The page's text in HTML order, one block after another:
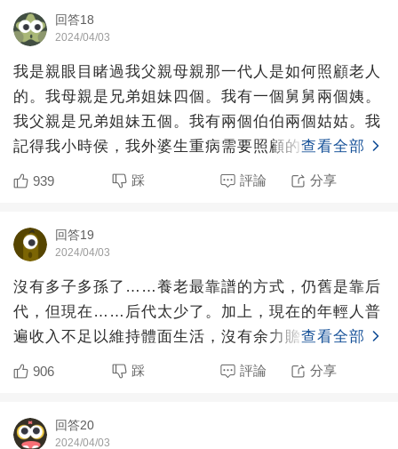
回答18
2024/04/03
我是親眼目睹過我父親母親那一代人是如何照顧老人
的。我母親是兄弟姐妹四個。我有一個舅舅兩個姨。
我父親是兄弟姐妹五個。我有兩個伯伯兩個姑姑。我
記得我小時侯，我外婆生重病需要照顧的時候。是我
母親兄弟姐妹四家
查看全部
939 踩 評論 分享
回答19
2024/04/03
沒有多子多孫了……養老最靠譜的方式，仍舊是靠后
代，但現在……后代太少了。加上，現在的年輕人普
遍收入不足以維持體面生活，沒有余力贍養老人。
查看全部
906 踩 評論 分享
回答20
2024/04/03